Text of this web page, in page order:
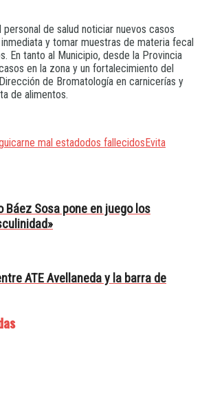
personal de salud noticiar nuevos casos
y tomar muestras de materia fecal
En tanto al Municipio, desde la Provincia
en la zona y un fortalecimiento del
de Bromatología en carnicerías y
de alimentos.
carne mal estadodos fallecidos Evita
Báez Sosa pone en juego los
ATE Avellaneda y la barra de